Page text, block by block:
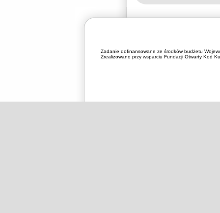
Zadanie dofinansowane ze środków budżetu
Zrealizowano przy wsparciu Fundacji Otwarty Kod